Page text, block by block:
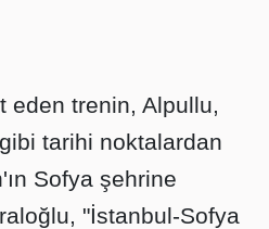
eden trenin, Alpullu,
tarihi noktalardan
Sofya şehrine
"İstanbul-Sofya